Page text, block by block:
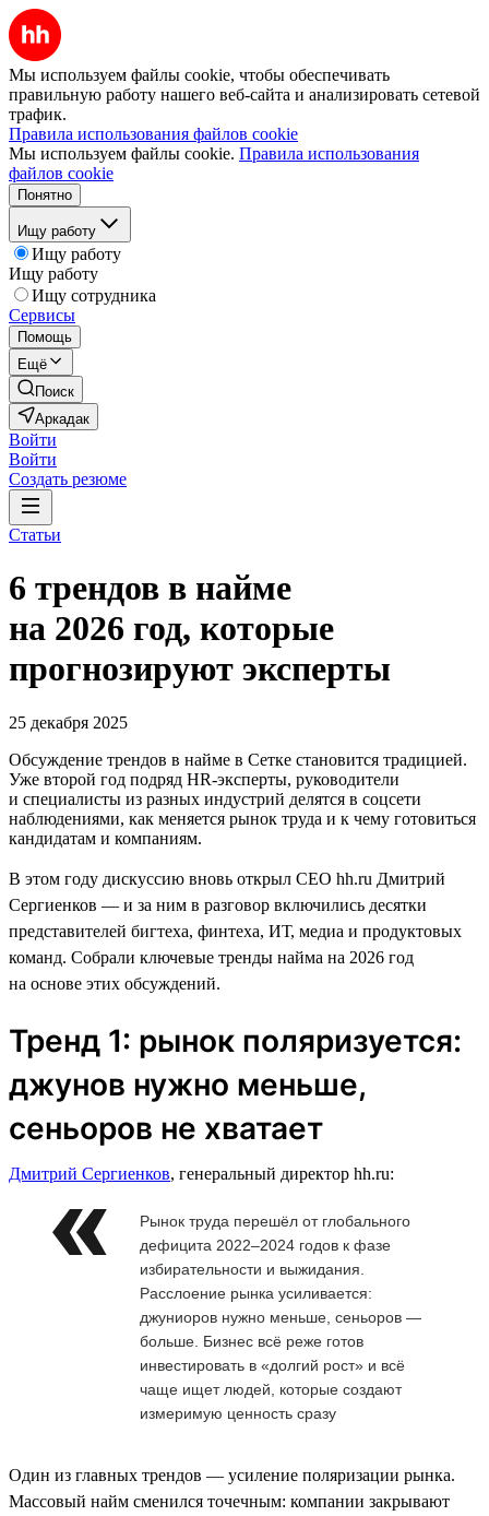
Мы используем файлы cookie, чтобы обеспечивать
правильную работу нашего веб-сайта и анализировать сетевой
трафик.
Правила использования файлов cookie
Мы используем файлы cookie. Правила использования
файлов cookie
Понятно
Ищу работу
Ищу работу
Ищу работу
Ищу сотрудника
Сервисы
Помощь
Ещё
Поиск
Аркадак
Войти
Войти
Создать резюме
Статьи
6 трендов в найме
на 2026 год, которые
прогнозируют эксперты
25 декабря 2025
Обсуждение трендов в найме в Сетке становится традицией.
Уже второй год подряд HR-эксперты, руководители
и специалисты из разных индустрий делятся в соцсети
наблюдениями, как меняется рынок труда и к чему готовиться
кандидатам и компаниям.
В этом году дискуссию вновь открыл CEO hh.ru Дмитрий
Сергиенков — и за ним в разговор включились десятки
представителей бигтеха, финтеха, ИТ, медиа и продуктовых
команд. Собрали ключевые тренды найма на 2026 год
на основе этих обсуждений.
Тренд 1: рынок поляризуется:
джунов нужно меньше,
сеньоров не хватает
Дмитрий Сергиенков, генеральный директор hh.ru:
Рынок труда перешёл от глобального
дефицита 2022–2024 годов к фазе
избирательности и выжидания.
Расслоение рынка усиливается:
джуниоров нужно меньше, сеньоров —
больше. Бизнес всё реже готов
инвестировать в «долгий рост» и всё
чаще ищет людей, которые создают
измеримую ценность сразу
Один из главных трендов — усиление поляризации рынка.
Массовый найм сменился точечным: компании закрывают